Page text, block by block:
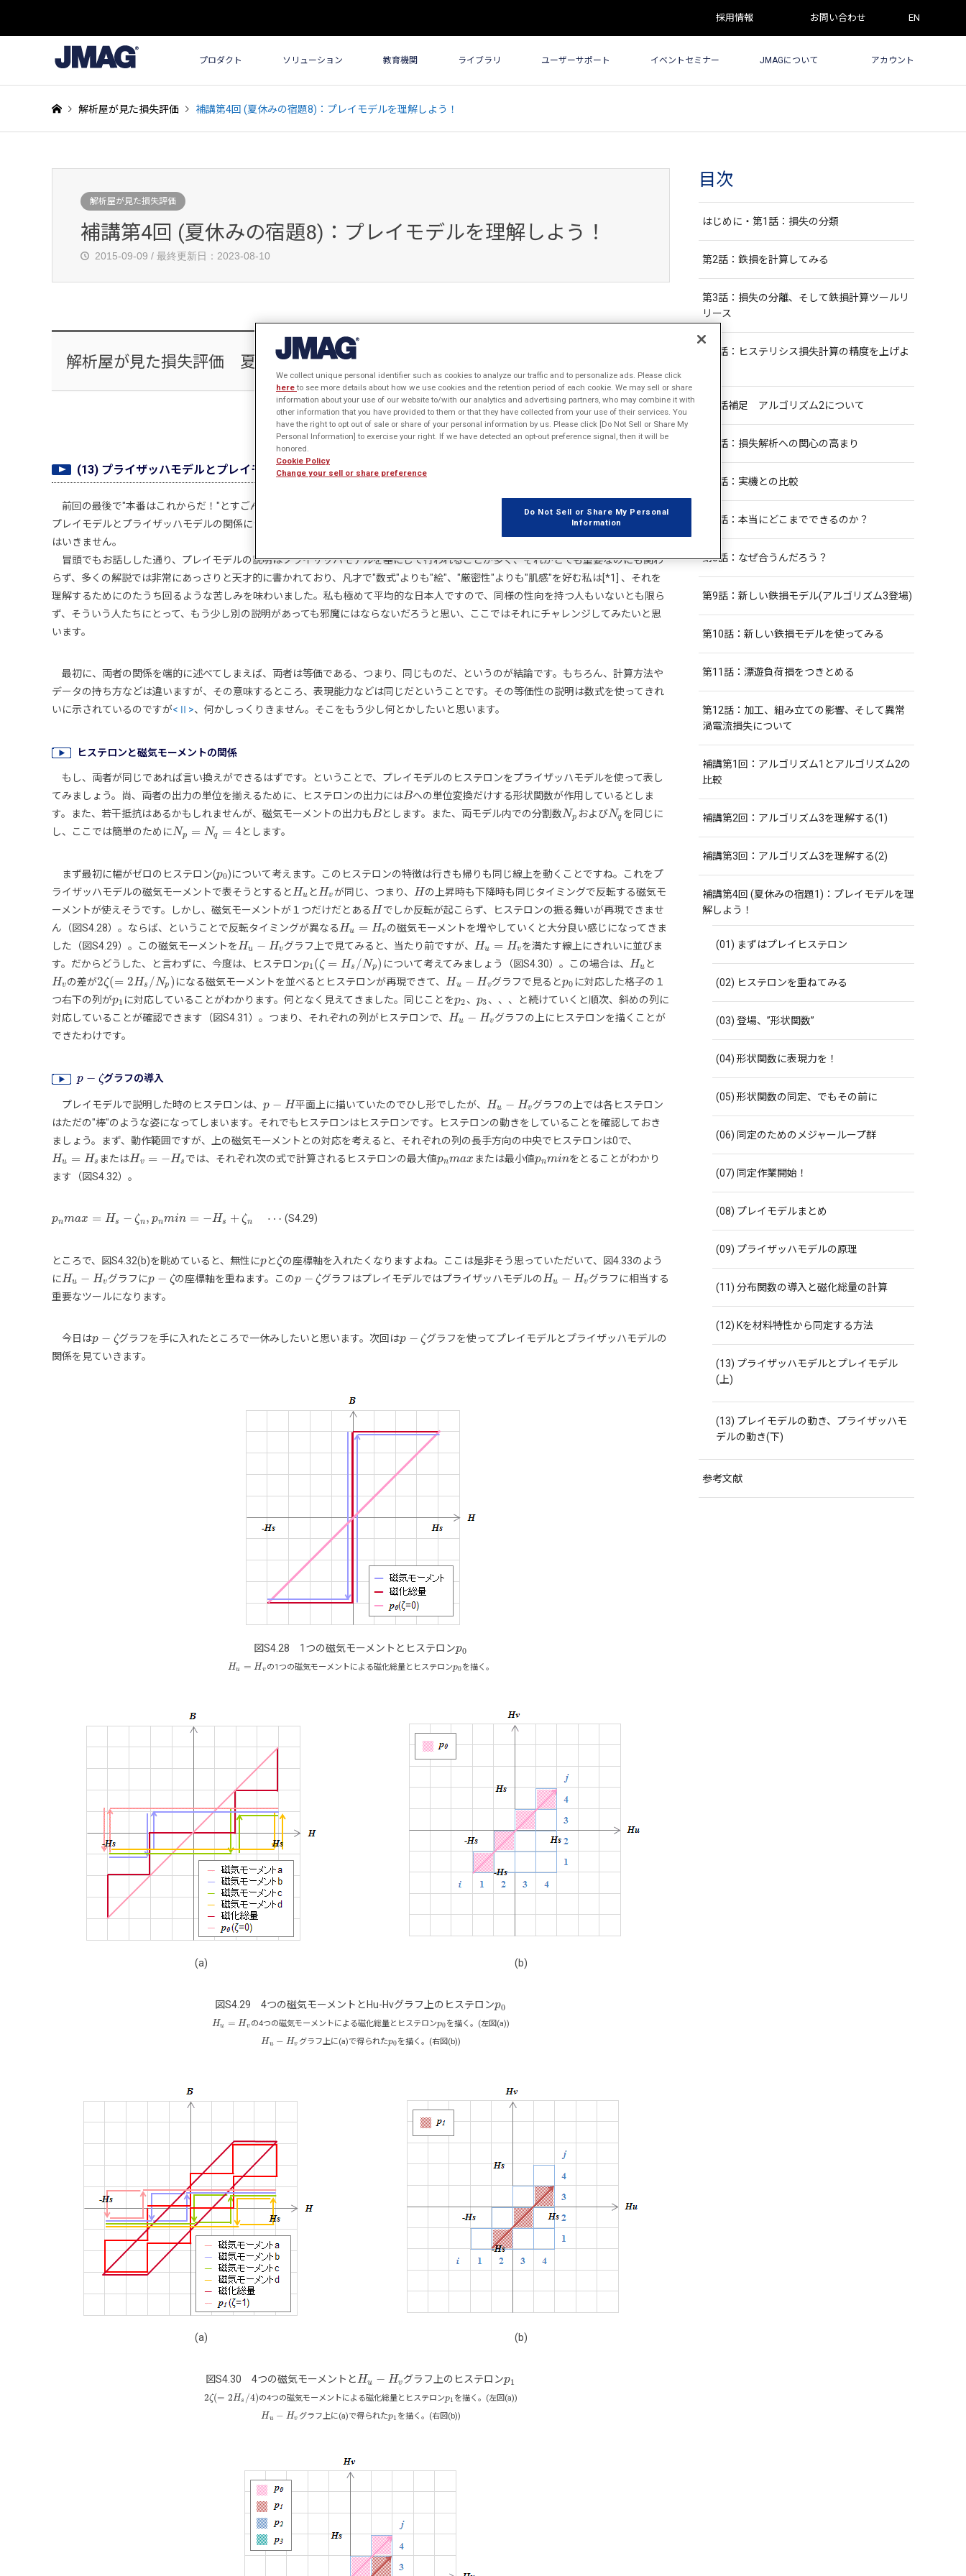
採用情報 お問い合わせ EN
プロダクト ソリューション 教育機関 ライブラリ ユーザーサポート イベントセミナー JMAGについて アカウント
解析屋が見た損失評価 補講第4回 (夏休みの宿題8)：プレイモデルを理解しよう！
解析屋が見た損失評価
補講第4回 (夏休みの宿題8)：プレイモデルを理解しよう！
2015-09-09 / 最終更新日：2023-08-10
解析屋が見た損失評価 夏休み補講編
山田 隆
(13) プライザッハモデルとプレイモデル(上)
前回の最後で"本番はこれからだ！"とすごんで見せましたが、すみません、言い過ぎました。それ程大層な話ではありません。ただ、
プレイモデルとプライザッハモデルの関係について述べることがプライザッハモデルに踏み込んだ目的でしたから、それを忘れるわけに
はいきません。
冒頭でもお話しした通り、プレイモデルの説明はプライザッハモデルを基にして行われることが多く、それがとても重要なのにも関わ
らず、多くの解説では非常にあっさりと天才的に書かれており、凡才で"数式"よりも"絵"、"厳密性"よりも"肌感"を好む私は[*1] 、それを
理解するためにのたうち回るような苦しみを味わいました。私も極めて平均的な日本人ですので、同様の性向を持つ人もいないとも限ら
ず、そういう人たちにとって、もう少し別の説明があっても邪魔にはならないだろうと思い、ここではそれにチャレンジしてみたいと思
います。
最初に、両者の関係を端的に述べてしまえば、両者は等価である、つまり、同じものだ、というのが結論です。もちろん、計算方法や
データの持ち方などは違いますが、その意味するところ、表現能力などは同じだということです。その等価性の説明は数式を使ってきれ
いに示されているのですが<Ⅱ>、何かしっくりきません。そこをもう少し何とかしたいと思います。
ヒステロンと磁気モーメントの関係
もし、両者が同じであれば言い換えができるはずです。ということで、プレイモデルのヒステロンをプライザッハモデルを使って表し
てみましょう。尚、両者の出力の単位を揃えるために、ヒステロンの出力にはB
B への単位変換だけする形状関数が作用しているとしま
す。また、若干抵抗はあるかもしれませんが、磁気モーメントの出力もB
B とします。また、両モデル内での分割数Np
Np およびNq
Nq を同じに
し、ここでは簡単のためにNp = Nq = 4
Np= Nq =4 とします。
まず最初に幅がゼロのヒステロン(p0
p0)について考えます。このヒステロンの特徴は行きも帰りも同じ線上を動くことですね。これをプ
ライザッハモデルの磁気モーメントで表そうとするとHu
Hu とHv
Hv が同じ、つまり、 H
H の上昇時も下降時も同じタイミングで反転する磁気モ
ーメントが使えそうです。しかし、磁気モーメントが１つだけだとあるH
H でしか反転が起こらず、ヒステロンの振る舞いが再現できませ
ん（図S4.28）。ならば、ということで反転タイミングが異なるHu = Hv
Hu= Hv
の磁気モーメントを増やしていくと大分良い感じになってきま
した（図S4.29）。この磁気モーメントをHu − Hv
Hu− Hv グラフ上で見てみると、当たり前ですが、 Hu = Hv
Hu= Hv
を満たす線上にきれいに並びま
す。だからどうした、と言わずに、今度は、ヒステロンp1 (ζ = Hs /Np)
p1 (ζ=Hs /Np ) について考えてみましょう（図S4.30）。この場合は、 Hu
Hu と
Hv
Hv の差が2ζ(= 2Hs /Np )
2ζ(=2 Hs/Np) になる磁気モーメントを並べるとヒステロンが再現できて、 Hu − Hv
Hu− Hv グラフで見るとp0
p0 に対応した格子の１
つ右下の列がp1
p1 に対応していることがわかります。何となく見えてきました。同じことをp2
p2、 p3
p3、、、と続けていくと順次、斜めの列に
対応していることが確認できます（図S4.31）。つまり、それぞれの列がヒステロンで、 Hu − Hv
Hu− Hv
グラフの上にヒステロンを描くことが
できたわけです。
p − ζ
p−ζ グラフの導入
プレイモデルで説明した時のヒステロンは、 p − H
p−H 平面上に描いていたのでひし形でしたが、 Hu − Hv
Hu− Hv
グラフの上では各ヒステロン
はただの"棒"のような姿になってしまいます。それでもヒステロンはヒステロンです。ヒステロンの動きをしていることを確認しておき
ましょう。まず、動作範囲ですが、上の磁気モーメントとの対応を考えると、それぞれの列の長手方向の中央でヒステロンは0で、
Hu = Hs
Hu= Hs またはHv = −Hs
Hv= −H s では、それぞれ次の式で計算されるヒステロンの最大値pnmax
pnmax または最小値pnmin
pnmin をとることがわかり
ます（図S4.32）。
pnmax = Hs − ζn, pnmin = −Hs + ζn ⋯
pnmax= Hs−ζn, pn min=−Hs+ζn ⋯ (S4.29)
ところで、図S4.32(b)を眺めていると、無性にp
p とζ
ζの座標軸を入れたくなりますよね。ここは是非そう思っていただいて、図4.33のよう
にHu − Hv
Hu− Hv グラフにp − ζ
p−ζ の座標軸を重ねます。このp − ζ
p−ζ グラフはプレイモデルではプライザッハモデルのHu − Hv
Hu− Hv
グラフに相当する
重要なツールになります。
今日はp − ζ
p−ζ グラフを手に入れたところで一休みしたいと思います。次回はp − ζ
p−ζ
グラフを使ってプレイモデルとプライザッハモデルの
関係を見ていきます。
図S4.28 1つの磁気モーメントとヒステロンp0
p0
Hu = Hv
Hu= Hv の1つの磁気モーメントによる磁化総量とヒステロンp0
p0を描く。
(a) (b)
図S4.29 4つの磁気モーメントとHu-Hvグラフ上のヒステロンp0
p0
Hu = Hv
Hu= Hv の4つの磁気モーメントによる磁化総量とヒステロンp0
p0を描く。(左図(a))
Hu − Hv
Hu− Hv グラフ上に(a)で得られたp0
p0を描く。(右図(b))
(a) (b)
図S4.30 4つの磁気モーメントとHu − Hv
Hu− Hv グラフ上のヒステロンp1
p1
2ζ(= 2Hs /4)
2ζ(=2Hs/4) の4つの磁気モーメントによる磁化総量とヒステロンp1
p1 を描く。(左図(a))
Hu − Hv
Hu− Hv グラフ上に(a)で得られたp1
p1 を描く。(右図(b))
目次
はじめに・第1話：損失の分類
第2話：鉄損を計算してみる
第3話：損失の分離、そして鉄損計算ツールリ
リース
第4話：ヒステリシス損失計算の精度を上げよ
第4話補足 アルゴリズム2について
第5話：損失解析への関心の高まり
第6話：実機との比較
第7話：本当にどこまでできるのか？
第8話：なぜ合うんだろう？
第9話：新しい鉄損モデル(アルゴリズム3登場)
第10話：新しい鉄損モデルを使ってみる
第11話：漂遊負荷損をつきとめる
第12話：加工、組み立ての影響、そして異常
渦電流損失について
補講第1回：アルゴリズム1とアルゴリズム2の
比較
補講第2回：アルゴリズム3を理解する(1)
補講第3回：アルゴリズム3を理解する(2)
補講第4回 (夏休みの宿題1)：プレイモデルを理
解しよう！
(01) まずはプレイヒステロン
(02) ヒステロンを重ねてみる
(03) 登場、”形状関数”
(04) 形状関数に表現力を！
(05) 形状関数の同定、でもその前に
(06) 同定のためのメジャーループ群
(07) 同定作業開始！
(08) プレイモデルまとめ
(09) プライザッハモデルの原理
(11) 分布関数の導入と磁化総量の計算
(12) Kを材料特性から同定する方法
(13) プライザッハモデルとプレイモデル
(上)
(13) プレイモデルの動き、プライザッハモ
デルの動き(下)
参考文献
We collect unique personal identifier such as cookies to analyze our traffic and to personalize ads. Please click
hereto see more details about how we use cookies and the retention period of each cookie. We may sell or share
information about your use of our website to/with our analytics and advertising partners, who may combine it with
other information that you have provided to them or that they have collected from your use of their services. You
have the right to opt out of sale or share of your personal information by us. Please click [Do Not Sell or Share My
Personal Information] to exercise your right. If we have detected an opt-out preference signal, then it will be
honored.
Cookie Policy
Change your sell or share preference
Do Not Sell or Share My Personal
Information